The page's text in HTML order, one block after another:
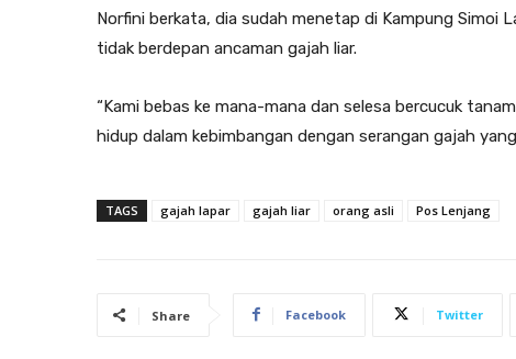
Norfini berkata, dia sudah menetap di Kampung Simoi
tidak berdepan ancaman gajah liar.
“Kami bebas ke mana-mana dan selesa bercucuk
hidup dalam kebimbangan dengan serangan gajah
TAGS gajah lapar gajah liar orang asli Pos Lenjang
Share Facebook Twitter